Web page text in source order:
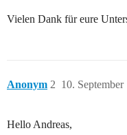
Vielen Dank für eure
Anonym 10.
2
Hello Andreas,